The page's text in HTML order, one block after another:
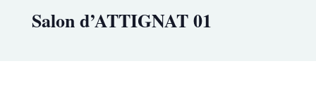
Salon d’ATTIGNAT 01